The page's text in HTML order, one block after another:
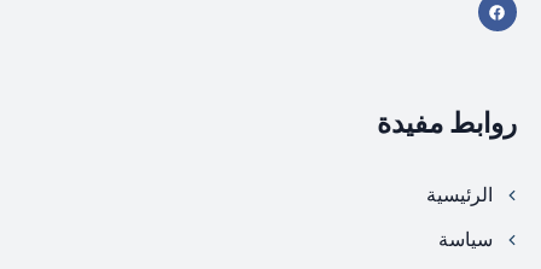
روابط مفيدة
الرئيسية
سياسة